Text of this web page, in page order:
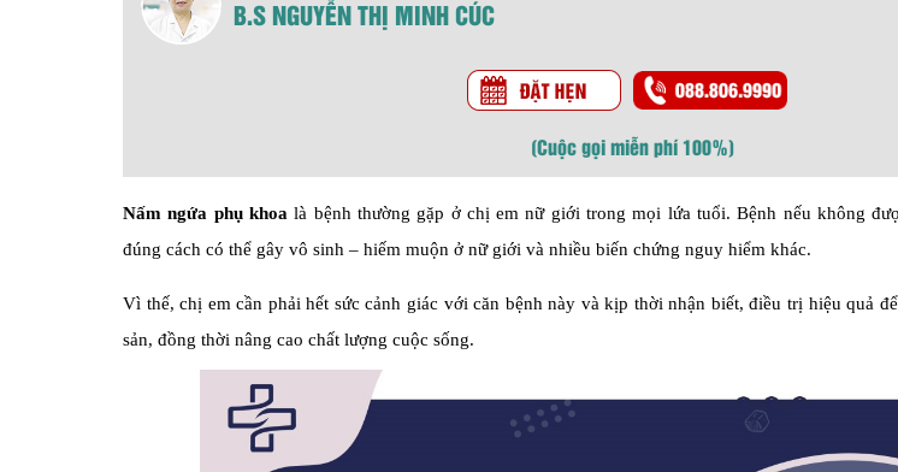
B.S NGUYỄN THỊ MINH CÚC
(Cuộc gọi miễn phí 100%)
Nấm ngứa phụ khoa là bệnh thường gặp ở chị em nữ giới trong mọi lứa tuổi. Bệnh nếu không
đúng cách có thể gây vô sinh – hiếm muộn ở nữ giới và nhiều biến chứng nguy hiểm khác.
Vì thế, chị em cần phải hết sức cảnh giác với căn bệnh này và kịp thời nhận biết, điều trị hiệu quả
sản, đồng thời nâng cao chất lượng cuộc sống.